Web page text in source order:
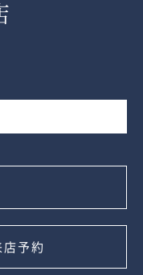
予約